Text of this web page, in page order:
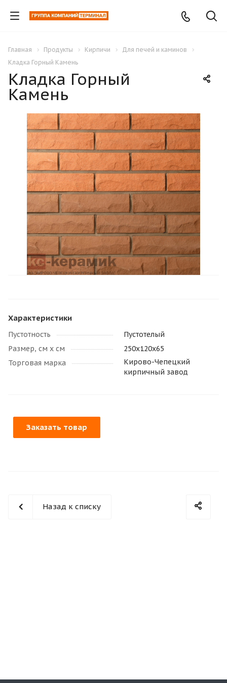
Главная Продукты Кирпичи
Для печей и каминов
Кладка Горный Камень
Кладка Горный
Камень
Характеристики
Пустотность
Пустотелый
Размер, см х см
250х120х65
Торговая марка
Кирово-Чепецкий
кирпичный завод
Заказать товар
Назад к списку